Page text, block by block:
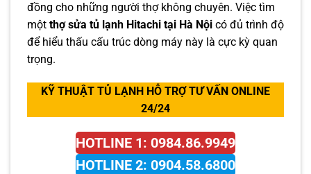
đồng cho những người thợ không chuyên. Việc tìm
một thợ sửa tủ lạnh Hitachi tại Hà Nội có đủ trình độ
để hiểu thấu cấu trúc dòng máy này là cực kỳ quan
trọng.
KỸ THUẬT TỦ LẠNH HỖ TRỢ TƯ VẤN ONLINE
24/24
HOTLINE 1: 0984.86.9949
HOTLINE 2: 0904.58.6800